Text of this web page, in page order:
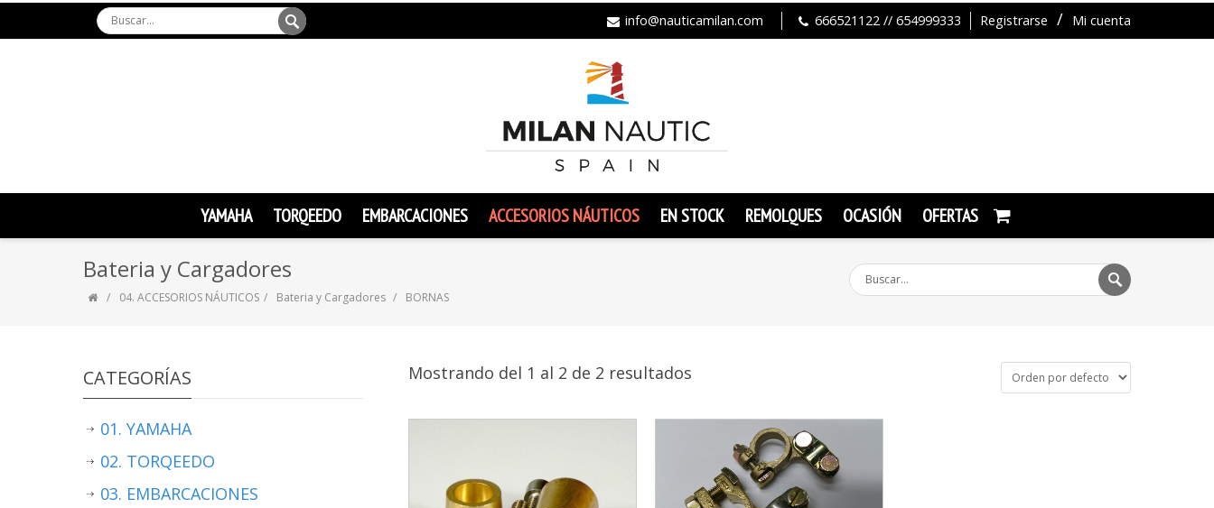
Registrarse Mi cuenta
info@nauticamilan.com 666521122 // 654999333
YAMAHA TORQEEDO EMBARCACIONES ACCESORIOS NÁUTICOS EN STOCK REMOLQUES OCASIÓN OFERTAS
Bateria y Cargadores
04. ACCESORIOS NÁUTICOS Bateria y Cargadores BORNAS
Mostrando del 1 al 2 de 2 resultados
CATEGORÍAS
01. YAMAHA
02. TORQEEDO
03. EMBARCACIONES